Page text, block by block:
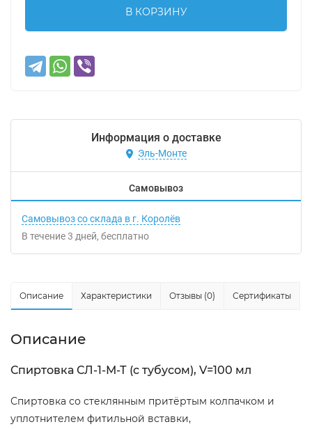
В КОРЗИНУ
Информация о доставке
Эль-Монте
Самовывоз
Самовывоз со склада в г. Королёв
В течение3 дней Бесплатно
Описание Характеристики Отзывы (0) Сертификаты
Описание
Спиртовка СЛ-1-М-Т (с тубусом), V=100 мл
Спиртовка со стеклянным притёртым колпачком и
уплотнителем фитильной вставки,